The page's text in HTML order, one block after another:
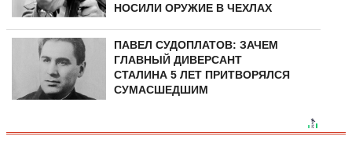
НОСИЛИ ОРУЖИЕ В ЧЕХЛАХ
ПАВЕЛ СУДОПЛАТОВ: ЗАЧЕМ
ГЛАВНЫЙ ДИВЕРСАНТ
СТАЛИНА 5 ЛЕТ ПРИТВОРЯЛСЯ
СУМАСШЕДШИМ